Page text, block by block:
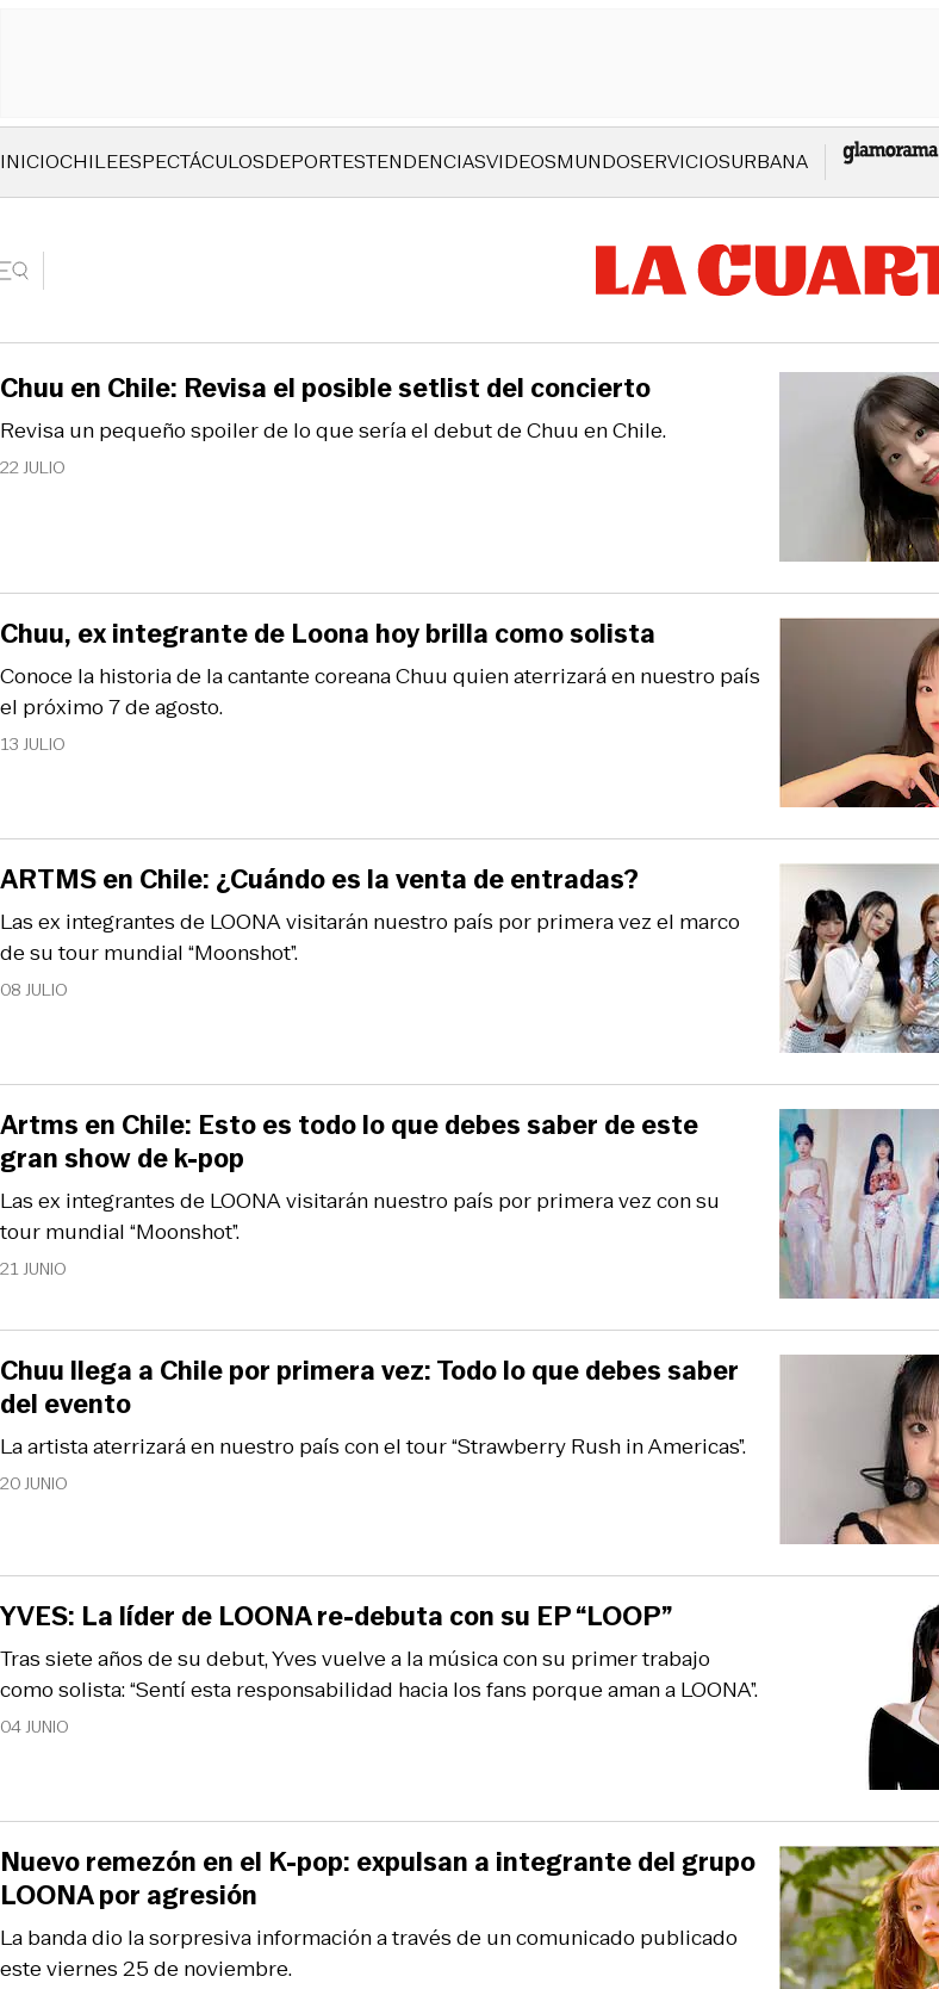
INICIOCHILEESPECTÁCULOSDEPORTESTENDENCIASVIDEOSMUNDOSERVICIOSURBANA
22 JULIO
Revisa un pequeño spoiler de lo que sería el debut de Chuu en Chile.
Chuu en Chile: Revisa el posible setlist del concierto
13 JULIO
Conoce la historia de la cantante coreana Chuu quien aterrizará en nuestro país
el próximo 7 de agosto.
Chuu, ex integrante de Loona hoy brilla como solista
08 JULIO
Las ex integrantes de LOONA visitarán nuestro país por primera vez el marco
de su tour mundial “Moonshot”.
ARTMS en Chile: ¿Cuándo es la venta de entradas?
21 JUNIO
Las ex integrantes de LOONA visitarán nuestro país por primera vez con su
tour mundial “Moonshot”.
Artms en Chile: Esto es todo lo que debes saber de este
gran show de k-pop
20 JUNIO
La artista aterrizará en nuestro país con el tour “Strawberry Rush in Americas”.
Chuu llega a Chile por primera vez: Todo lo que debes saber
del evento
04 JUNIO
Tras siete años de su debut, Yves vuelve a la música con su primer trabajo
como solista: “Sentí esta responsabilidad hacia los fans porque aman a LOONA”.
YVES: La líder de LOONA re-debuta con su EP “LOOP”
La banda dio la sorpresiva información a través de un comunicado publicado
este viernes 25 de noviembre.
Nuevo remezón en el K-pop: expulsan a integrante del grupo
LOONA por agresión